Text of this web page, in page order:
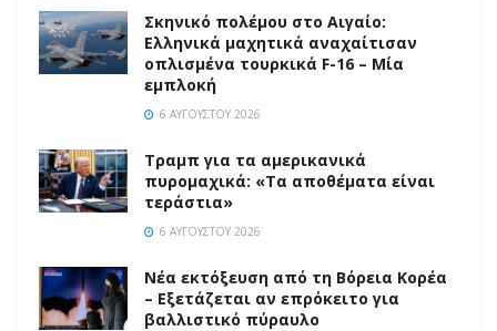
Σκηνικό πολέμου στο Αιγαίο:
Ελληνικά μαχητικά αναχαίτισαν
οπλισμένα τουρκικά F-16 – Μία
εμπλοκή
6 ΑΥΓΟΎΣΤΟΥ 2026
Τραμπ για τα αμερικανικά
πυρομαχικά: «Τα αποθέματα είναι
τεράστια»
6 ΑΥΓΟΎΣΤΟΥ 2026
Νέα εκτόξευση από τη Βόρεια Κορέα
– Εξετάζεται αν επρόκειτο για
βαλλιστικό πύραυλο